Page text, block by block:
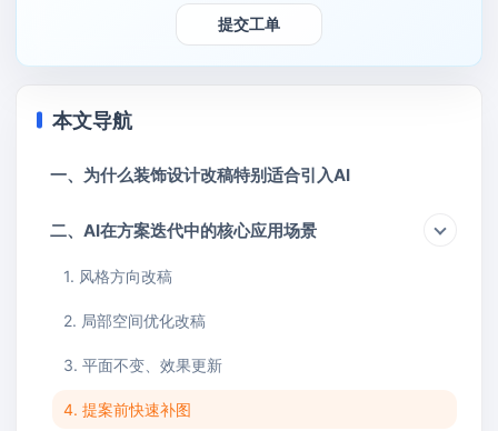
提交工单
本文导航
一、为什么装饰设计改稿特别适合引入AI
二、AI在方案迭代中的核心应用场景
1. 风格方向改稿
2. 局部空间优化改稿
3. 平面不变、效果更新
4. 提案前快速补图